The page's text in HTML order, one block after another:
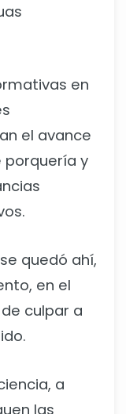
en
el avance
porquería y
quedó ahí,
en el
culpar a
a
las